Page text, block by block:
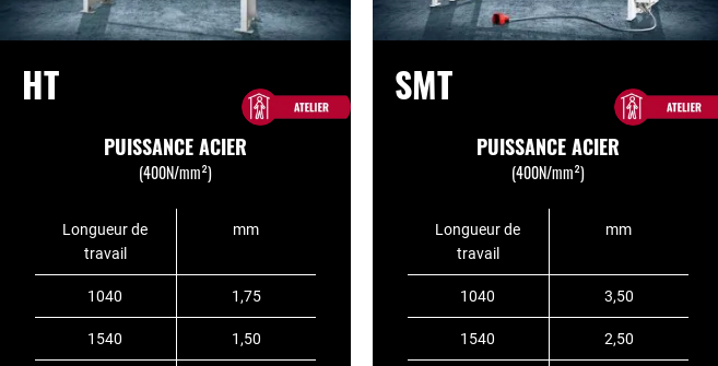
HT
PUISSANCE ACIER
(400N/mm²)
Longueur de
travail
mm
1040 1,75
1540 1,50
SMT
PUISSANCE ACIER
(400N/mm²)
Longueur de
travail
mm
1040 3,50
1540 2,50